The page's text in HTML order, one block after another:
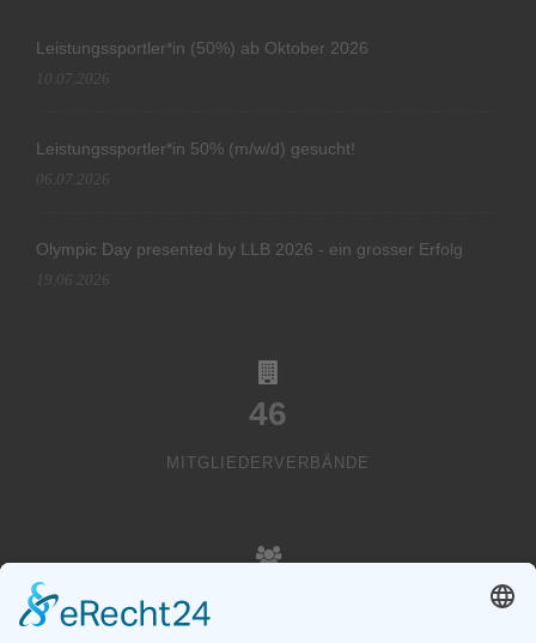
Leistungssportler*in (50%) ab Oktober 2026
10.07.2026
Leistungssportler*in 50% (m/w/d) gesucht!
06.07.2026
Olympic Day presented by LLB 2026 - ein grosser Erfolg
19.06.2026
46
MITGLIEDERVERBÄNDE